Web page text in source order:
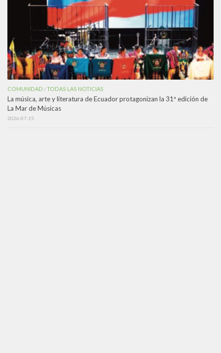
COMUNIDAD /TODAS LAS NOTICIAS
La música, arte y literatura de Ecuador protagonizan la 31ª edición de
La Mar de Músicas
2026-07-15